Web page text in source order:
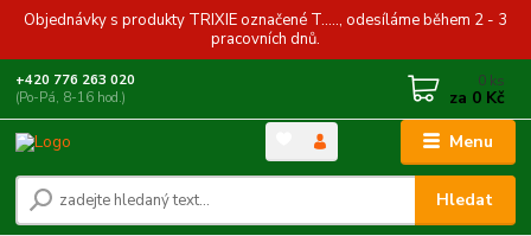
Objednávky s produkty TRIXIE označené T....., odesíláme během 2 - 3
pracovních dnů.
Menu
Hledat
+420 776 263 020
(Po-Pá, 8-16 hod.)
0 ks
za 0 Kč